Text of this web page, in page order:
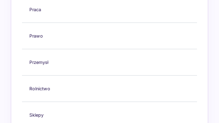
Praca
Prawo
Przemysł
Rolnictwo
Sklepy